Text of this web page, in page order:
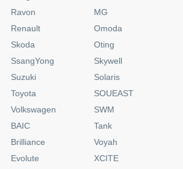
Ravon
Renault
Skoda
SsangYong
Suzuki
Toyota
Volkswagen
BAIC
Brilliance
Evolute
MG
Omoda
Oting
Skywell
Solaris
SOUEAST
SWM
Tank
Voyah
XCITE